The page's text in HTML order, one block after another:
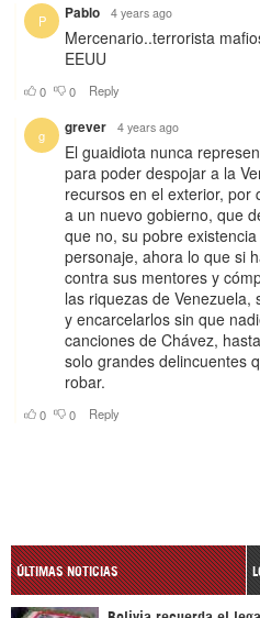
ÚLTIMAS NOTICIAS
Bolivia recuerda el